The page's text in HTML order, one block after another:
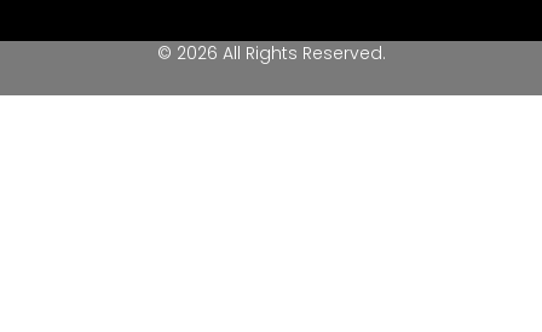
© 2026 All Rights Reserved.